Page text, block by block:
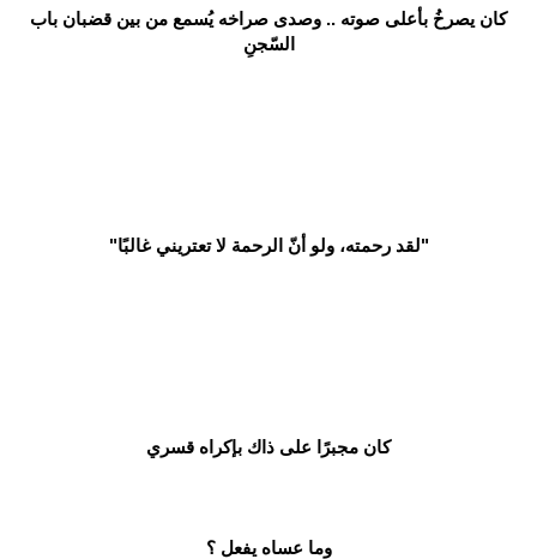
كان يصرخُ بأعلى صوته .. وصدى صراخه يُسمع من بين قضبان باب
السّجنِ
"لقد رحمته، ولو أنّ الرحمة لا تعتريني غالبًا"
كان مجبرًا على ذاك بإكراه قسري
وما عساه يفعل ؟